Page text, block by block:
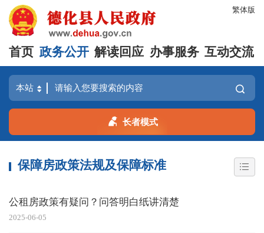
繁体版
首页 政务公开 解读回应 办事服务 互动交流
长者模式
保障房政策法规及保障标准
公租房政策有疑问？问答明白纸讲清楚
2025-06-05